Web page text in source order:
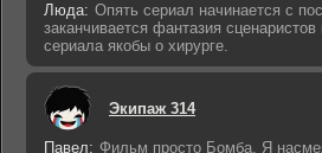
Люда: Опять сериал начинается с
заканчивается фантазия
сериала якобы о хирурге.
Экипаж 314
Павел: Фильм просто Бомба. Я